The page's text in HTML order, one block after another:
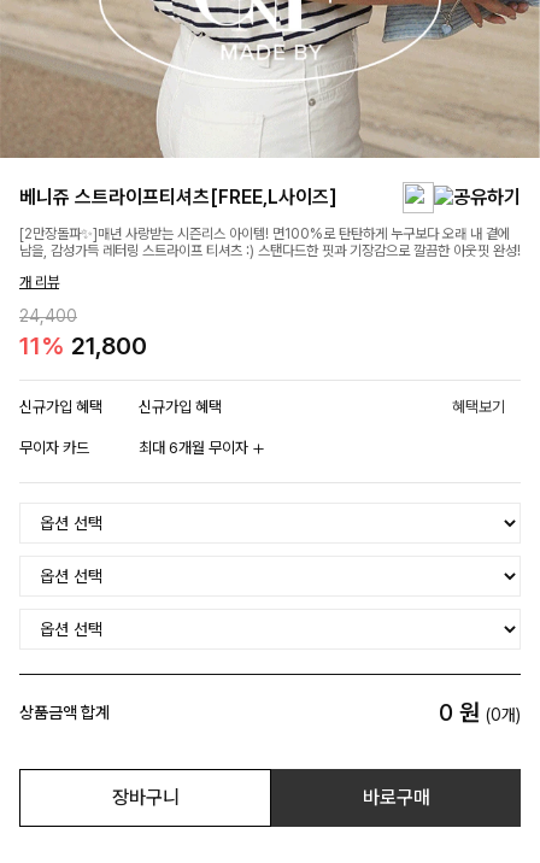
베니쥬 스트라이프티셔츠[FREE,L사이즈]
[2만장돌파✨]매년 사랑받는 시즌리스 아이템! 면100%로 탄탄하게 누구보다 오래 내 곁에
남을, 감성가득 레터링 스트라이프 티셔츠 :) 스탠다드한 핏과 기장감으로 깔끔한 아웃핏 완성!
개 리뷰
24,400
11% 21,800
신규가입 혜택 신규가입 혜택 혜택보기
무이자 카드 최대 6개월 무이자
상품금액 합계 0 원 (0개)
장바구니 바로구매